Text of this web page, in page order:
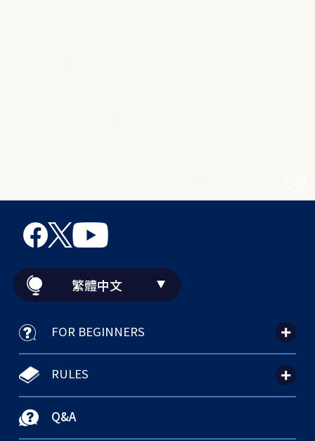
繁體中文
FOR BEGINNERS
RULES
Q&A